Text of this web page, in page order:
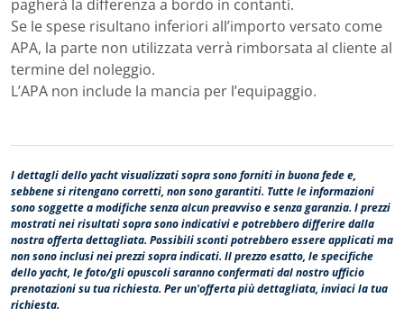
Una crociera privata su Dalmatino in Croazia può
includere alcune delle zone più belle della costa
adriatica. In base al periodo del noleggio, alla
disponibilità e alle condizioni meteo, la rotta può
Il noleggio yacht privato da Spalato a Dubrovnik è una
delle rotte più richieste su Dalmatino, soprattutto per
ospiti che desiderano combinare Hvar, Vis, Korčula e
Mljet in una settimana. Anche la rotta da Dubrovnik a
Spalato e gli itinerari circolari con partenza e rientro a
Spalato sono molto richiesti, con la possibilità di
adattare il percorso al gruppo.
pagherà la differenza a bordo in contanti.
Se le spese risultano inferiori all’importo versato come
APA, la parte non utilizzata verrà rimborsata al cliente al
termine del noleggio.
L’APA non include la mancia per l’equipaggio.
I dettagli dello yacht visualizzati sopra sono forniti in buona fede e,
sebbene si ritengano corretti, non sono garantiti. Tutte le informazioni
sono soggette a modifiche senza alcun preavviso e senza garanzia. I prezzi
mostrati nei risultati sopra sono indicativi e potrebbero differire dalla
nostra offerta dettagliata. Possibili sconti potrebbero essere applicati ma
non sono inclusi nei prezzi sopra indicati. Il prezzo esatto, le specifiche
dello yacht, le foto/gli opuscoli saranno confermati dal nostro ufficio
prenotazioni su tua richiesta. Per un'offerta più dettagliata, inviaci la tua
richiesta.